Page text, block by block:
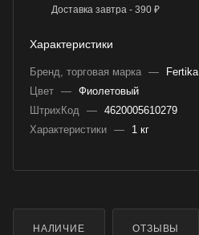
Доставка завтра - 390 ₽
Характеристики
Бренд, торговая марка —
Fertika
Цвет — Фиолетовый
ШтрихКод — 4620005610279
Характеристики — 1 кг
НАЛИЧИЕ ОТЗЫВЫ